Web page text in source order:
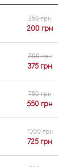
250 грн
200 грн
500 грн
375 грн
750 грн
550 грн
1000 грн
725 грн